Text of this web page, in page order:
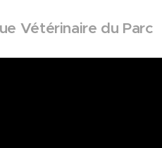
Vétérinaire du Parc